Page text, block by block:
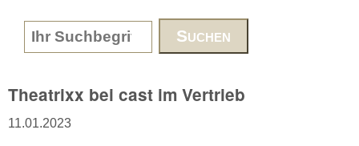
www.DieReferenz.de
Search form
Theatrixx bei cast im Vertrieb
11.01.2023